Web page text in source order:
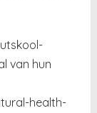
van hun
health-